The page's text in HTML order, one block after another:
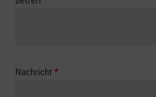
Nachricht *